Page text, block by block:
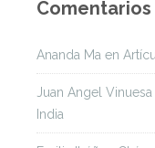
Ananda Ma en
Juan Angel Vinuesa
India